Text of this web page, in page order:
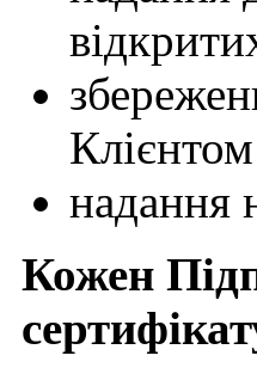
Клієнтом
надання
Кожен